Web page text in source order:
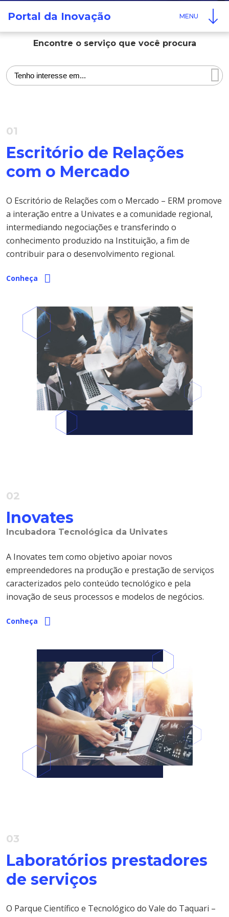
de Idiomas
& Você - Comunidade
Gustavo Adolfo
Portal da Inovação
Encontre o serviço que você procura
01
Escritório de Relações
com o Mercado
O Escritório de Relações com o Mercado – ERM promove
a interação entre a Univates e a comunidade regional,
intermediando negociações e transferindo o
conhecimento produzido na Instituição, a fim de
contribuir para o desenvolvimento regional.
Conheça
02
Inovates
Incubadora Tecnológica da Univates
A Inovates tem como objetivo apoiar novos
empreendedores na produção e prestação de serviços
caracterizados pelo conteúdo tecnológico e pela
inovação de seus processos e modelos de negócios.
Conheça
03
Laboratórios prestadores
de serviços
O Parque Científico e Tecnológico do Vale do Taquari –